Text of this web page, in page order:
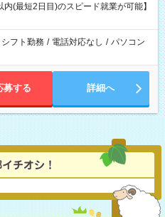
(最短2日目)のスピード就業が可能】
シフト勤務 / 電話対応なし / パソコン
募する 詳細へ